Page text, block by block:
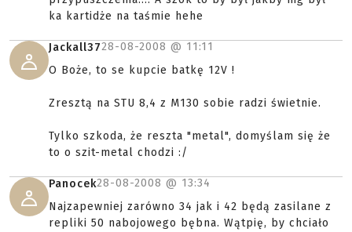
ka kartidże na taśmie hehe
Jackall3728-08-2008 @ 11:11
O Boże, to se kupcie batkę 12V !
Zresztą na STU 8,4 z M130 sobie radzi świetnie.
Tylko szkoda, że reszta "metal", domyślam się że
to o szit-metal chodzi :/
Panocek28-08-2008 @ 13:34
Najzapewniej zarówno 34 jak i 42 będą zasilane z
repliki 50 nabojowego bębna. Wątpię, by chciało